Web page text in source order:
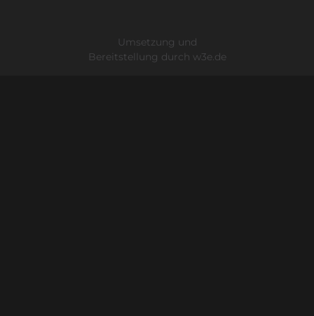
Umsetzung und
Bereitstellung durch w3e.de